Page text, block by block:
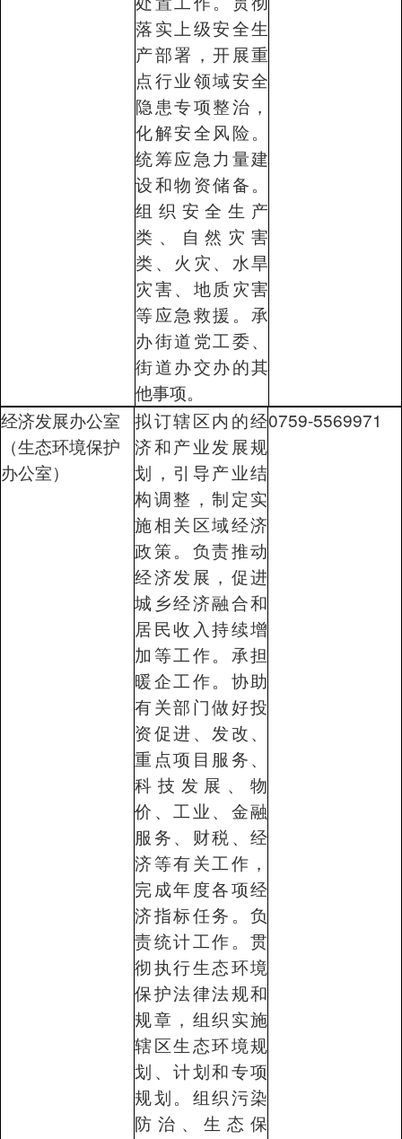
落实上级安全生
产部署，开展重
点行业领域安全
隐患专项整治，
化解安全风险。
统筹应急力量建
设和物资储备。
组织安全生产
类、自然灾害
类、火灾、水旱
灾害、地质灾害
等应急救援。承
办街道党工委、
街道办交办的其
他事项。
经济发展办公室
（生态环境保护
办公室）
拟订辖区内的经
济和产业发展规
划，引导产业结
构调整，制定实
施相关区域经济
政策。负责推动
经济发展，促进
城乡经济融合和
居民收入持续增
加等工作。承担
暖企工作。协助
有关部门做好投
资促进、发改、
重点项目服务、
科技发展、物
价、工业、金融
服务、财税、经
济等有关工作，
完成年度各项经
济指标任务。负
责统计工作。贯
彻执行生态环境
保护法律法规和
规章，组织实施
辖区生态环境规
划、计划和专项
规划。组织污染
防治、生态保
0759-5569971